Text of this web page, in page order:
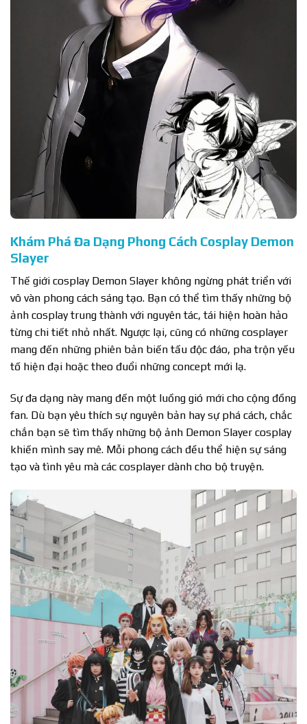
Khám Phá Đa Dạng Phong Cách Cosplay Demon
Slayer
Thế giới cosplay Demon Slayer không ngừng phát triển với
vô vàn phong cách sáng tạo. Bạn có thể tìm thấy những bộ
ảnh cosplay trung thành với nguyên tác, tái hiện hoàn hảo
từng chi tiết nhỏ nhất. Ngược lại, cũng có những cosplayer
mang đến những phiên bản biến tấu độc đáo, pha trộn yếu
tố hiện đại hoặc theo đuổi những concept mới lạ.
Sự đa dạng này mang đến một luồng gió mới cho cộng đồng
fan. Dù bạn yêu thích sự nguyên bản hay sự phá cách, chắc
chắn bạn sẽ tìm thấy những bộ ảnh Demon Slayer cosplay
khiến mình say mê. Mỗi phong cách đều thể hiện sự sáng
tạo và tình yêu mà các cosplayer dành cho bộ truyện.